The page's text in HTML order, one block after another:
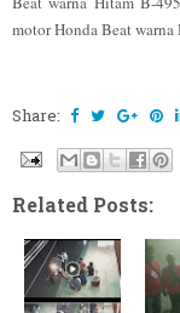
motor Honda Beat
Share:
Related Posts: